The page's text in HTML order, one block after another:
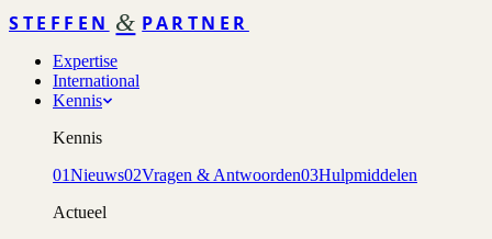
STEFFEN & PARTNER
Expertise
International
Kennis
Kennis
01Nieuws02Vragen & Antwoorden03Hulpmiddelen
Actueel